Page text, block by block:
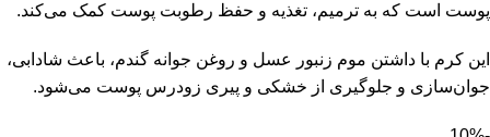
پوست است که به ترمیم، تغذیه و حفظ رطوبت پوست کمک می‌کند.
این کرم با داشتن موم زنبور عسل و روغن جوانه گندم، باعث شادابی،
جوان‌سازی و جلوگیری از خشکی و پیری زودرس پوست می‌شود.